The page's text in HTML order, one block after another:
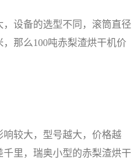
设备的选型不同，滚筒直径
，那么100吨赤梨渣烘干机价
较大，型号越大，价格越
里，瑞奥小型的赤梨渣烘干